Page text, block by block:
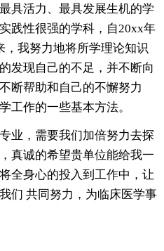
具活力、最具发展生机的学
践性很强的学科，自20xx年
我努力地将所学理论知识
发现自己的不足，并不断向
断帮助和自己的不懈努力
工作的一些基本方法。
业，需要我们加倍努力去探
真诚的希望贵单位能给我一
全身心的投入到工作中，让
们 共同努力，为临床医学事